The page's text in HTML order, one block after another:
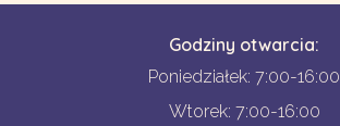
Godziny otwarcia:
Poniedziałek: 7:00-16:00
Wtorek: 7:00-16:00